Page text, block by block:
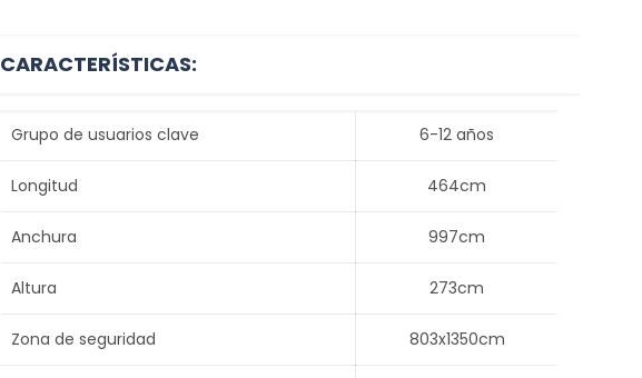
CARACTERÍSTICAS:
Grupo de usuarios clave 6-12 años
Longitud 464cm
Anchura 997cm
Altura 273cm
Zona de seguridad 803x1350cm